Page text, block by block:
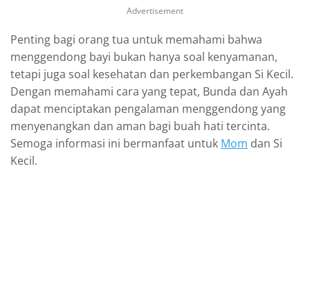
Advertisement
Penting bagi orang tua untuk memahami bahwa
menggendong bayi bukan hanya soal kenyamanan,
tetapi juga soal kesehatan dan perkembangan Si Kecil.
Dengan memahami cara yang tepat, Bunda dan Ayah
dapat menciptakan pengalaman menggendong yang
menyenangkan dan aman bagi buah hati tercinta.
Semoga informasi ini bermanfaat untuk Mom dan Si
Kecil.